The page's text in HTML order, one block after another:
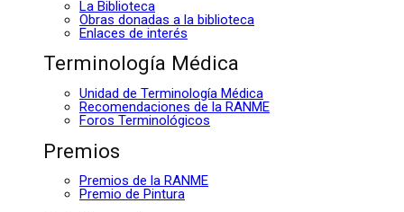
La Biblioteca
Obras donadas a la biblioteca
Enlaces de interés
Terminología Médica
Unidad de Terminología Médica
Recomendaciones de la RANME
Foros Terminológicos
Premios
Premios de la RANME
Premio de Pintura